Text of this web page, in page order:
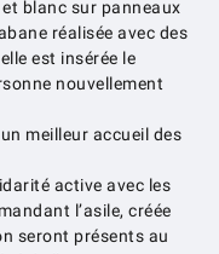
blanc sur panneaux
réalisée avec des
est insérée le
nouvellement
meilleur accueil des
active avec les
l’asile, créée
seront présents au